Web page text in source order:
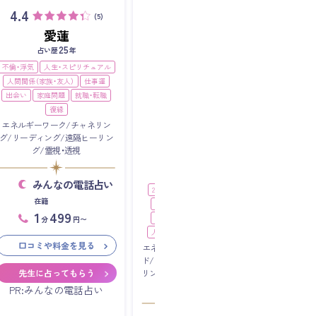
4.4 (5)
愛蓮
占い歴25年
不倫・浮気
人生・スピリチュアル
人間関係（家族・友人）
仕事運
出会い
家庭問題
就職・転職
復縁
エネルギーワーク/チャネリン
グ/リーディング/遠隔ヒーリン
グ/霊視・透視
みんなの電話占い
在籍
1 分 499 円〜
口コミや料金を見る
先生に占ってもらう
PR:みんなの電話占い
2人の未来
人間関係（家族・友人）
エネルギーワーク/オラクルカー
ド/タロット/ダウジング/チャネ
リング/リーディング/九星気学/